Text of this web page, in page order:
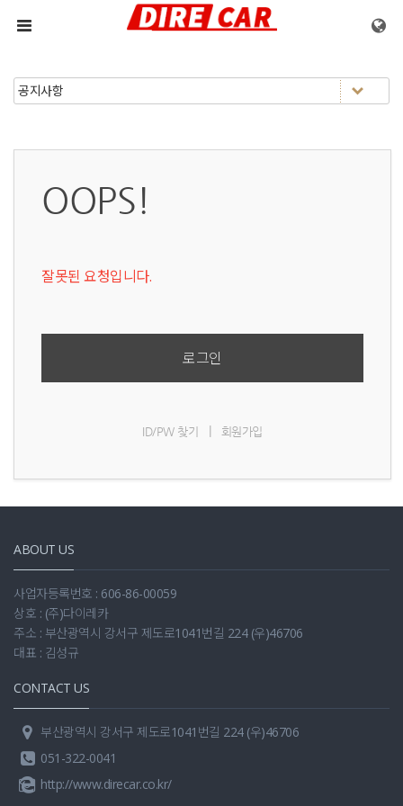
메뉴 건너뛰기
OOPS!
잘못된 요청입니다.
로그인
ID/PW 찾기 회원가입
ABOUT US
사업자등록번호 : 606-86-00059
상호 : (주)다이레카
주소 : 부산광역시 강서구 제도로1041번길 224 (우)46706
대표 : 김성규
CONTACT US
부산광역시 강서구 제도로1041번길 224 (우)46706
051-322-0041
http://www.direcar.co.kr/